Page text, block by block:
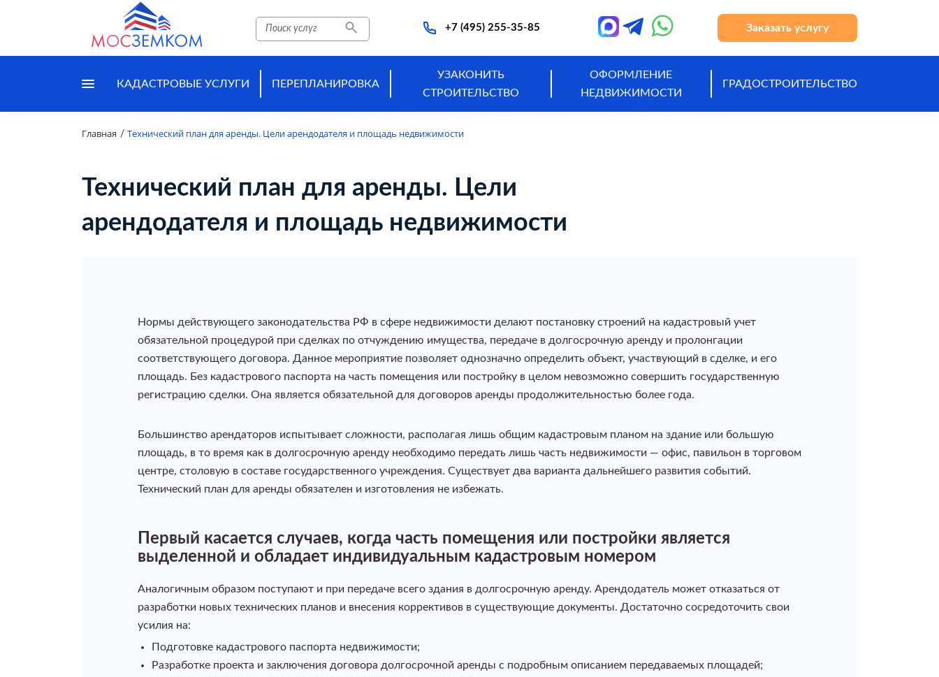
+7 (495) 255-35-85 Заказать услугу
КАДАСТРОВЫЕ УСЛУГИ ПЕРЕПЛАНИРОВКА
УЗАКОНИТЬ
СТРОИТЕЛЬСТВО
ОФОРМЛЕНИЕ
НЕДВИЖИМОСТИ
ГРАДОСТРОИТЕЛЬСТВО
Главная / Технический план для аренды. Цели арендодателя и площадь недвижимости
Технический план для аренды. Цели
арендодателя и площадь недвижимости
Нормы действующего законодательства РФ в сфере недвижимости делают постановку строений на кадастровый учет
обязательной процедурой при сделках по отчуждению имущества, передаче в долгосрочную аренду и пролонгации
соответствующего договора. Данное мероприятие позволяет однозначно определить объект, участвующий в сделке, и его
площадь. Без кадастрового паспорта на часть помещения или постройку в целом невозможно совершить государственную
регистрацию сделки. Она является обязательной для договоров аренды продолжительностью более года.
Большинство арендаторов испытывает сложности, располагая лишь общим кадастровым планом на здание или большую
площадь, в то время как в долгосрочную аренду необходимо передать лишь часть недвижимости — офис, павильон в торговом
центре, столовую в составе государственного учреждения. Существует два варианта дальнейшего развития событий.
Технический план для аренды обязателен и изготовления не избежать.
Первый касается случаев, когда часть помещения или постройки является
выделенной и обладает индивидуальным кадастровым номером
Аналогичным образом поступают и при передаче всего здания в долгосрочную аренду. Арендодатель может отказаться от
разработки новых технических планов и внесения коррективов в существующие документы. Достаточно сосредоточить свои
усилия на:
Подготовке кадастрового паспорта недвижимости;
Разработке проекта и заключения договора долгосрочной аренды с подробным описанием передаваемых площадей;